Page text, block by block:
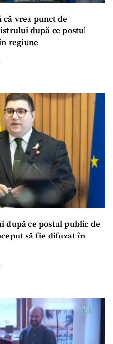
că vrea punct de
după ce postul
regiune
după ce postul public de
să fie difuzat în